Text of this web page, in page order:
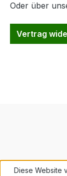
Oder über
Vertrag
Diese Website